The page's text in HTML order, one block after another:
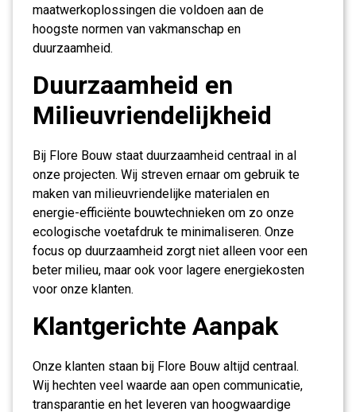
maatwerkoplossingen die voldoen aan de
hoogste normen van vakmanschap en
duurzaamheid.
Duurzaamheid en
Milieuvriendelijkheid
Bij Flore Bouw staat duurzaamheid centraal in al
onze projecten. Wij streven ernaar om gebruik te
maken van milieuvriendelijke materialen en
energie-efficiënte bouwtechnieken om zo onze
ecologische voetafdruk te minimaliseren. Onze
focus op duurzaamheid zorgt niet alleen voor een
beter milieu, maar ook voor lagere energiekosten
voor onze klanten.
Klantgerichte Aanpak
Onze klanten staan bij Flore Bouw altijd centraal.
Wij hechten veel waarde aan open communicatie,
transparantie en het leveren van hoogwaardige